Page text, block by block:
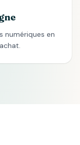
numériques en